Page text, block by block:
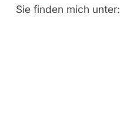
Sie finden mich unter: